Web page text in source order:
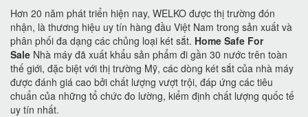
Hơn 20 năm phát triển hiện nay, WELKO được thị trường đón
nhận, là thương hiệu uy tín hàng đầu Việt Nam trong sản xuất và
phân phối đa dạng các chủng loại két sắt. Home Safe For
Sale Nhà máy đã xuất khẩu sản phẩm đi gần 30 nước trên toàn
thế giới, đặc biệt với thị trường Mỹ, các dòng két sắt của nhà máy
được đánh giá cao bởi chất lượng vượt trội, đáp ứng các tiêu
chuẩn của những tổ chức đo lường, kiểm định chất lượng quốc tế
uy tín nhất.